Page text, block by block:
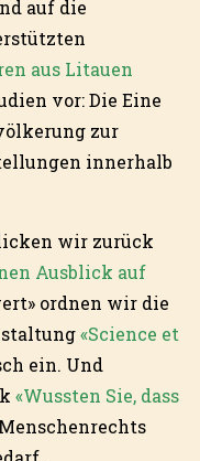
auf die
aus Litauen
vor: Die Eine
zur
innerhalb
wir zurück
Ausblick auf
ordnen wir die
«Science et
ein. Und
«Wussten Sie, dass